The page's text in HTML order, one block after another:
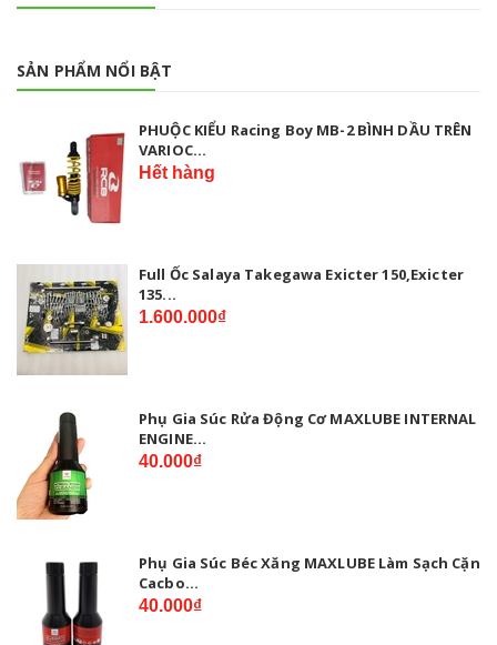
SẢN PHẨM NỔI BẬT
PHUỘC KIỂU Racing Boy MB-2 BÌNH DẦU TRÊN
VARIOC...
Hết hàng
Full Ốc Salaya Takegawa Exicter 150,Exicter
135...
1.600.000₫
Phụ Gia Súc Rửa Động Cơ MAXLUBE INTERNAL
ENGINE...
40.000₫
Phụ Gia Súc Béc Xăng MAXLUBE Làm Sạch Cặn
Cacbo...
40.000₫